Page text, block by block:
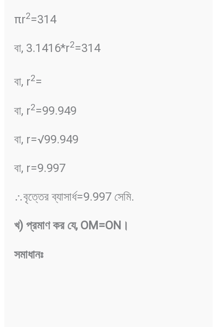
πr2=314
বা, 3.1416*r2=314
বা, r2=
বা, r2=99.949
বা, r=√99.949
বা, r=9.997
∴বৃত্তের ব্যাসার্ধ=9.997 সেমি.
খ) প্রমাণ কর যে, OM=ON ।
সমাধানঃ